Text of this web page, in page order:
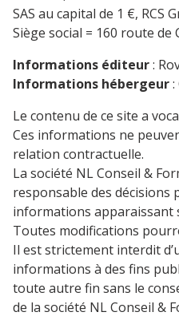
SAS au capital de 1 €, RCS
Siège social = 160 route de
Informations éditeur:
Informations hébergeur:
Le contenu de ce site a
Ces informations ne
relation contractuelle.
La société NL Conseil &
responsable des décisions
informations apparaissant
Toutes modifications
Il est strictement interdit
informations à des fins
toute autre fin sans le
de la société NL Conseil &